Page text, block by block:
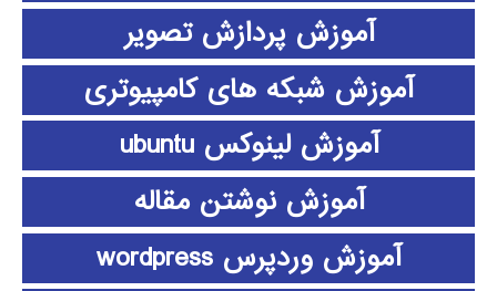
آموزش پردازش تصویر
آموزش شبکه های کامپیوتری
آموزش لینوکس ubuntu
آموزش نوشتن مقاله
آموزش وردپرس wordpress